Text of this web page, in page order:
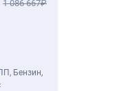
1 086 667
Бензин,